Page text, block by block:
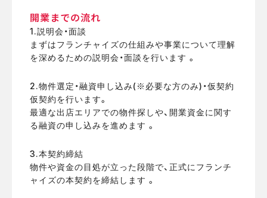
開業までの流れ
1.説明会・面談
まずはフランチャイズの仕組みや事業について理解
を深めるための説明会・面談を行います 。
2.物件選定・融資申し込み(※必要な方のみ)・仮契約
仮契約を行います。
最適な出店エリアでの物件探しや、開業資金に関す
る融資の申し込みを進めます 。
3.本契約締結
物件や資金の目処が立った段階で、正式にフランチ
ャイズの本契約を締結します 。